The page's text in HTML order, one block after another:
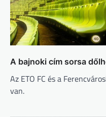
A bajnoki cím sorsa
Az ETO FC és a
van.